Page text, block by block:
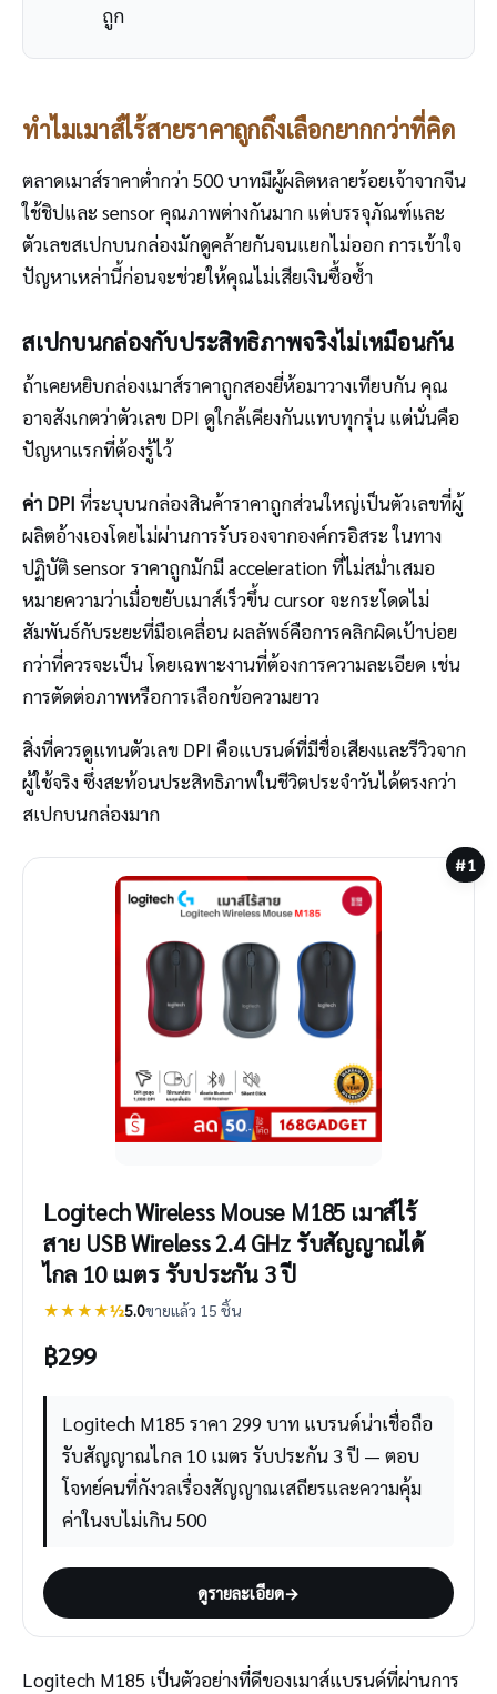
ถูก
ทำไมเมาส์ไร้สายราคาถูกถึงเลือกยากกว่าที่คิด
ตลาดเมาส์ราคาต่ำกว่า 500 บาทมีผู้ผลิตหลายร้อยเจ้าจากจีน
ใช้ชิปและ sensor คุณภาพต่างกันมาก แต่บรรจุภัณฑ์และ
ตัวเลขสเปกบนกล่องมักดูคล้ายกันจนแยกไม่ออก การเข้าใจ
ปัญหาเหล่านี้ก่อนจะช่วยให้คุณไม่เสียเงินซื้อซ้ำ
สเปกบนกล่องกับประสิทธิภาพจริงไม่เหมือนกัน
ถ้าเคยหยิบกล่องเมาส์ราคาถูกสองยี่ห้อมาวางเทียบกัน คุณ
อาจสังเกตว่าตัวเลข DPI ดูใกล้เคียงกันแทบทุกรุ่น แต่นั่นคือ
ปัญหาแรกที่ต้องรู้ไว้
ค่า DPI ที่ระบุบนกล่องสินค้าราคาถูกส่วนใหญ่เป็นตัวเลขที่ผู้
ผลิตอ้างเองโดยไม่ผ่านการรับรองจากองค์กรอิสระ ในทาง
ปฏิบัติ sensor ราคาถูกมักมี acceleration ที่ไม่สม่ำเสมอ
หมายความว่าเมื่อขยับเมาส์เร็วขึ้น cursor จะกระโดดไม่
สัมพันธ์กับระยะที่มือเคลื่อน ผลลัพธ์คือการคลิกผิดเป้าบ่อย
กว่าที่ควรจะเป็น โดยเฉพาะงานที่ต้องการความละเอียด เช่น
การตัดต่อภาพหรือการเลือกข้อความยาว
สิ่งที่ควรดูแทนตัวเลข DPI คือแบรนด์ที่มีชื่อเสียงและรีวิวจาก
ผู้ใช้จริง ซึ่งสะท้อนประสิทธิภาพในชีวิตประจำวันได้ตรงกว่า
สเปกบนกล่องมาก
#1
Logitech Wireless Mouse M185 เมาส์ไร้
สาย USB Wireless 2.4 GHz รับสัญญาณได้
ไกล 10 เมตร รับประกัน 3 ปี
★★★★½5.0ขายแล้ว 15 ชิ้น
฿299
Logitech M185 ราคา 299 บาท แบรนด์น่าเชื่อถือ
รับสัญญาณไกล 10 เมตร รับประกัน 3 ปี — ตอบ
โจทย์คนที่กังวลเรื่องสัญญาณเสถียรและความคุ้ม
ค่าในงบไม่เกิน 500
ดูรายละเอียด→
Logitech M185 เป็นตัวอย่างที่ดีของเมาส์แบรนด์ที่ผ่านการ